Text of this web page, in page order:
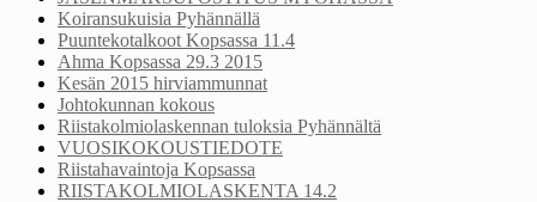
Koiransukuisia Pyhännällä
Puuntekotalkoot Kopsassa 11.4
Ahma Kopsassa 29.3 2015
Kesän 2015 hirviammunnat
Johtokunnan kokous
Riistakolmiolaskennan tuloksia Pyhännältä
VUOSIKOKOUSTIEDOTE
Riistahavaintoja Kopsassa
RIISTAKOLMIOLASKENTA 14.2